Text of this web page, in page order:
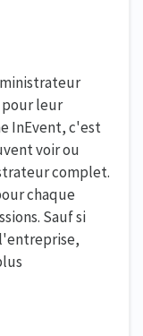
leur
InEvent, c'est
voir ou
complet.
chaque
Sauf si